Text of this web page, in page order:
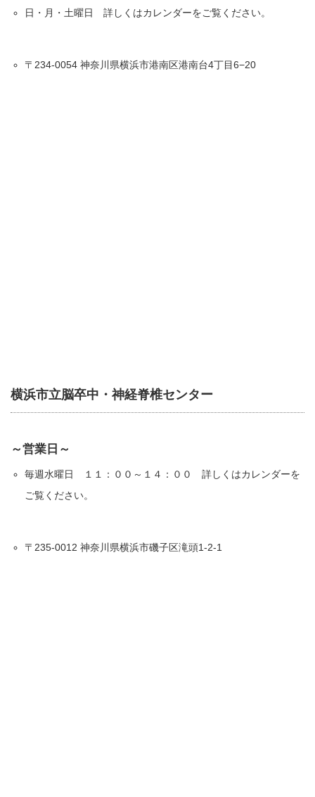
日・月・土曜日 詳しくはカレンダーをご覧ください。
〒234-0054 神奈川県横浜市港南区港南台4丁目6−20
横浜市立脳卒中・神経脊椎センター
～営業日～
毎週水曜日 １１：００～１４：００ 詳しくはカレンダーを
ご覧ください。
〒235-0012 神奈川県横浜市磯子区滝頭1-2-1